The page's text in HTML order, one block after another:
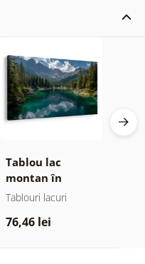
Tablou lac
montan în
pădure
Tablouri lacuri
76,46 lei